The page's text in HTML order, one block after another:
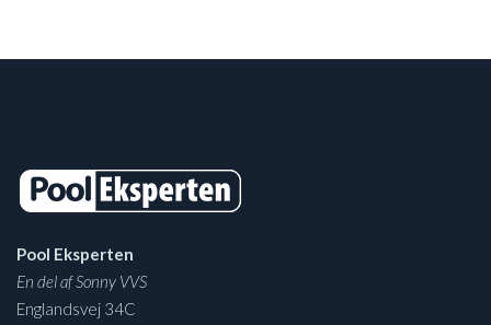
Pool Eksperten
En del af Sonny VVS
Englandsvej 34C